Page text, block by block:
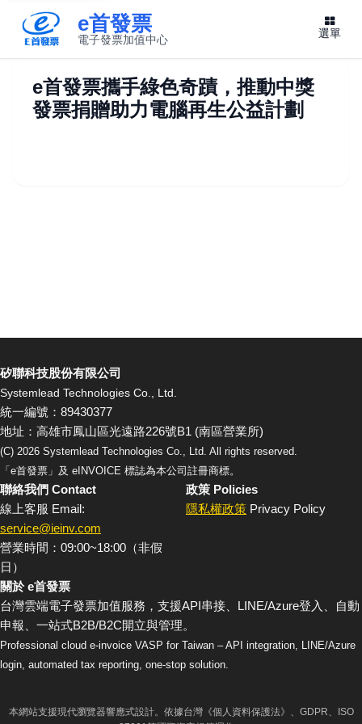
e首發票
電子發票加值中心 選單
e首發票攜手綠色奇蹟，推動中獎
發票捐贈助力電腦再生公益計劃
矽聯科技股份有限公司
Systemlead Technologies Co., Ltd.
統一編號：89430377
地址：高雄市鳳山區光遠路226號B1 (南區營業所)
(C) 2026 Systemlead Technologies Co., Ltd. All rights reserved.
「e首發票」及 eINVOICE 標誌為本公司註冊商標。
聯絡我們 Contact
線上客服 Email:
service@ieinv.com
營業時間：09:00~18:00（非假
日）
政策 Policies
隱私權政策 Privacy Policy
關於 e首發票
台灣雲端電子發票加值服務，支援API串接、LINE/Azure登入、自動
申報、一站式B2B/B2C開立與管理。
Professional cloud e-invoice VASP for Taiwan – API integration, LINE/Azure
login, automated tax reporting, one-stop solution.
本網站支援現代瀏覽器響應式設計。依據台灣《個人資料保護法》、GDPR、ISO